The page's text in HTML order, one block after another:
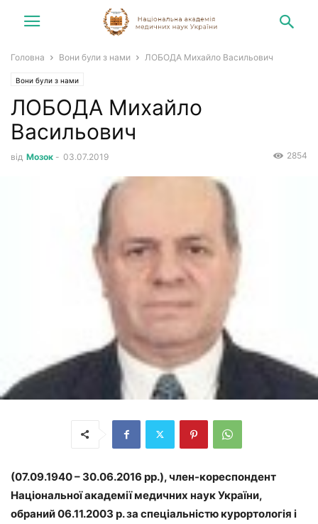
Головна Вони були з нами ЛОБОДА Михайло Васильович
Вони були з нами
ЛОБОДА Михайло
Васильович
від Мозок - 03.07.2019 2854
(07.09.1940 – 30.06.2016 рр.), член-кореспондент
Національної академії медичних наук України,
обраний 06.11.2003 р. за спеціальністю курортологія і